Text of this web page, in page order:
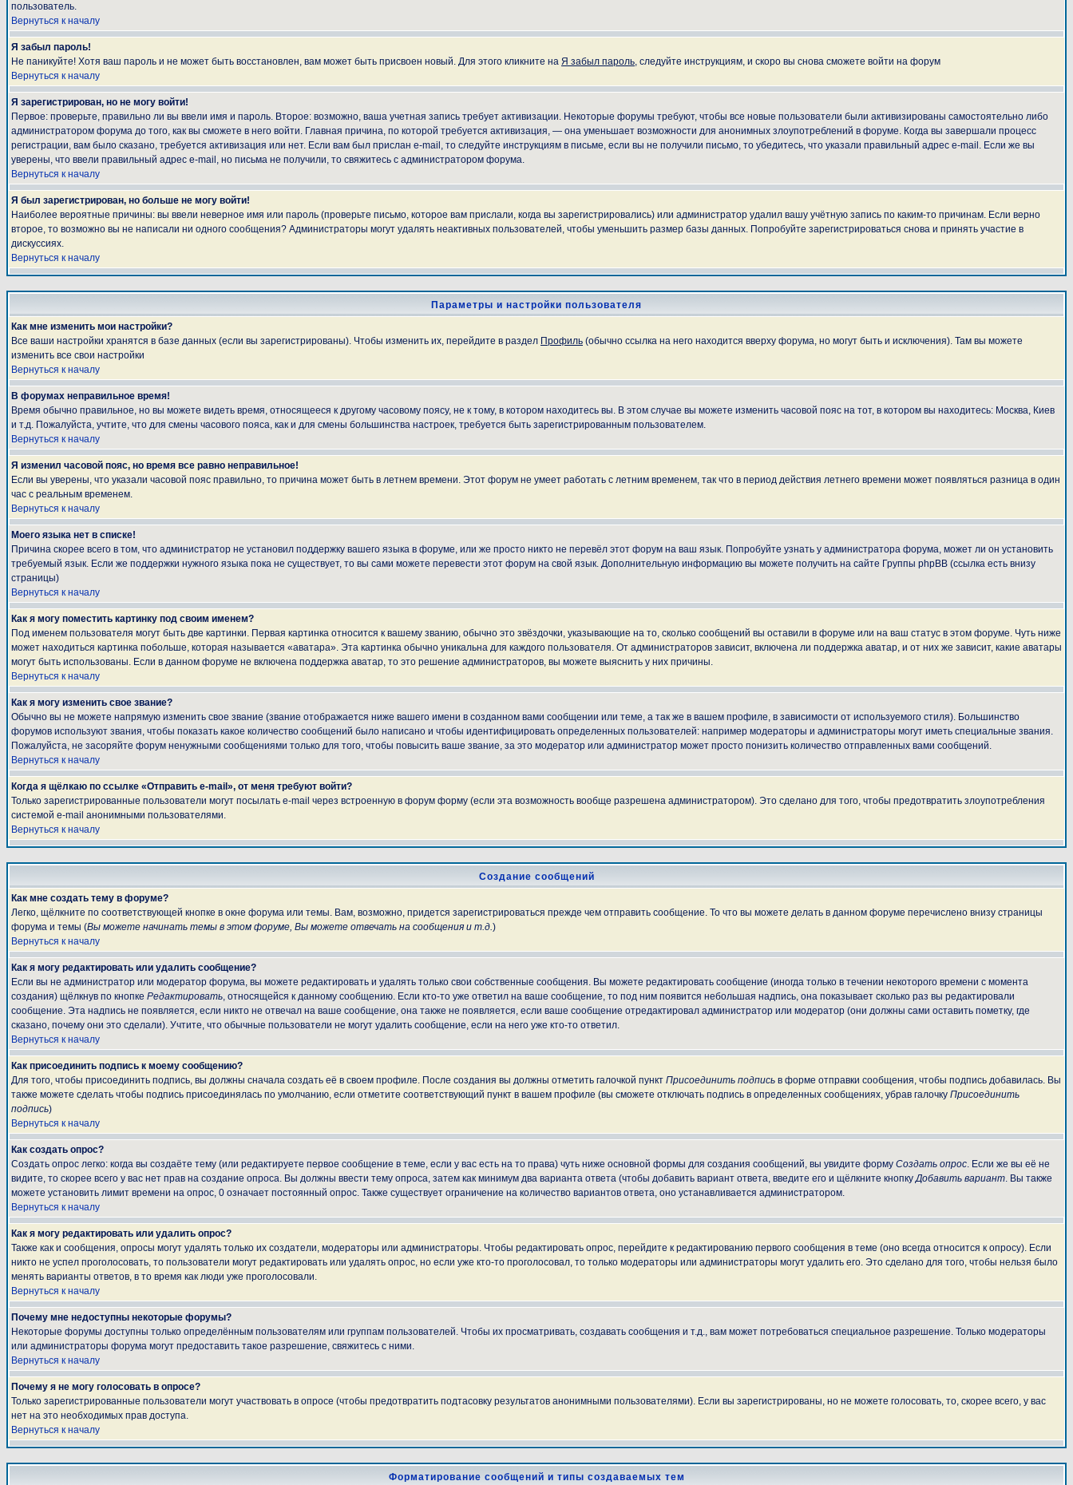
пользователь.
Вернуться к началу
Я забыл пароль!
Не паникуйте! Хотя ваш пароль и не может быть восстановлен, вам может быть присвоен новый. Для этого кликните на Я забыл пароль, следуйте инструкциям, и скоро вы снова сможете войти на форум
Вернуться к началу
Я зарегистрирован, но не могу войти!
Первое: проверьте, правильно ли вы ввели имя и пароль. Второе: возможно, ваша учетная запись требует активизации. Некоторые форумы требуют, чтобы все новые пользователи были активизированы самостоятельно либо
администратором форума до того, как вы сможете в него войти. Главная причина, по которой требуется активизация, — она уменьшает возможности для анонимных злоупотреблений в форуме. Когда вы завершали процесс
регистрации, вам было сказано, требуется активизация или нет. Если вам был прислан e-mail, то следуйте инструкциям в письме, если вы не получили письмо, то убедитесь, что указали правильный адрес e-mail. Если же вы
уверены, что ввели правильный адрес e-mail, но письма не получили, то свяжитесь с администратором форума.
Вернуться к началу
Я был зарегистрирован, но больше не могу войти!
Наиболее вероятные причины: вы ввели неверное имя или пароль (проверьте письмо, которое вам прислали, когда вы зарегистрировались) или администратор удалил вашу учётную запись по каким-то причинам. Если верно
второе, то возможно вы не написали ни одного сообщения? Администраторы могут удалять неактивных пользователей, чтобы уменьшить размер базы данных. Попробуйте зарегистрироваться снова и принять участие в
дискуссиях.
Вернуться к началу
Параметры и настройки пользователя
Как мне изменить мои настройки?
Все ваши настройки хранятся в базе данных (если вы зарегистрированы). Чтобы изменить их, перейдите в раздел Профиль (обычно ссылка на него находится вверху форума, но могут быть и исключения). Там вы можете
изменить все свои настройки
Вернуться к началу
В форумах неправильное время!
Время обычно правильное, но вы можете видеть время, относящееся к другому часовому поясу, не к тому, в котором находитесь вы. В этом случае вы можете изменить часовой пояс на тот, в котором вы находитесь: Москва, Киев
и т.д. Пожалуйста, учтите, что для смены часового пояса, как и для смены большинства настроек, требуется быть зарегистрированным пользователем.
Вернуться к началу
Я изменил часовой пояс, но время все равно неправильное!
Если вы уверены, что указали часовой пояс правильно, то причина может быть в летнем времени. Этот форум не умеет работать с летним временем, так что в период действия летнего времени может появляться разница в один
час с реальным временем.
Вернуться к началу
Моего языка нет в списке!
Причина скорее всего в том, что администратор не установил поддержку вашего языка в форуме, или же просто никто не перевёл этот форум на ваш язык. Попробуйте узнать у администратора форума, может ли он установить
требуемый язык. Если же поддержки нужного языка пока не существует, то вы сами можете перевести этот форум на свой язык. Дополнительную информацию вы можете получить на сайте Группы phpBB (ссылка есть внизу
страницы)
Вернуться к началу
Как я могу поместить картинку под своим именем?
Под именем пользователя могут быть две картинки. Первая картинка относится к вашему званию, обычно это звёздочки, указывающие на то, сколько сообщений вы оставили в форуме или на ваш статус в этом форуме. Чуть ниже
может находиться картинка побольше, которая называется «аватара». Эта картинка обычно уникальна для каждого пользователя. От администраторов зависит, включена ли поддержка аватар, и от них же зависит, какие аватары
могут быть использованы. Если в данном форуме не включена поддержка аватар, то это решение администраторов, вы можете выяснить у них причины.
Вернуться к началу
Как я могу изменить свое звание?
Обычно вы не можете напрямую изменить свое звание (звание отображается ниже вашего имени в созданном вами сообщении или теме, а так же в вашем профиле, в зависимости от используемого стиля). Большинство
форумов используют звания, чтобы показать какое количество сообщений было написано и чтобы идентифицировать определенных пользователей: например модераторы и администраторы могут иметь специальные звания.
Пожалуйста, не засоряйте форум ненужными сообщениями только для того, чтобы повысить ваше звание, за это модератор или администратор может просто понизить количество отправленных вами сообщений.
Вернуться к началу
Когда я щёлкаю по ссылке «Отправить e-mail», от меня требуют войти?
Только зарегистрированные пользователи могут посылать e-mail через встроенную в форум форму (если эта возможность вообще разрешена администратором). Это сделано для того, чтобы предотвратить злоупотребления
системой e-mail анонимными пользователями.
Вернуться к началу
Создание сообщений
Как мне создать тему в форуме?
Легко, щёлкните по соответствующей кнопке в окне форума или темы. Вам, возможно, придется зарегистрироваться прежде чем отправить сообщение. То что вы можете делать в данном форуме перечислено внизу страницы
форума и темы (Вы можете начинать темы в этом форуме, Вы можете отвечать на сообщения и т.д.)
Вернуться к началу
Как я могу редактировать или удалить сообщение?
Если вы не администратор или модератор форума, вы можете редактировать и удалять только свои собственные сообщения. Вы можете редактировать сообщение (иногда только в течении некоторого времени с момента
создания) щёлкнув по кнопке Редактировать, относящейся к данному сообщению. Если кто-то уже ответил на ваше сообщение, то под ним появится небольшая надпись, она показывает сколько раз вы редактировали
сообщение. Эта надпись не появляется, если никто не отвечал на ваше сообщение, она также не появляется, если ваше сообщение отредактировал администратор или модератор (они должны сами оставить пометку, где
сказано, почему они это сделали). Учтите, что обычные пользователи не могут удалить сообщение, если на него уже кто-то ответил.
Вернуться к началу
Как присоединить подпись к моему сообщению?
Для того, чтобы присоединить подпись, вы должны сначала создать её в своем профиле. После создания вы должны отметить галочкой пункт Присоединить подпись в форме отправки сообщения, чтобы подпись добавилась. Вы
также можете сделать чтобы подпись присоединялась по умолчанию, если отметите соответствующий пункт в вашем профиле (вы сможете отключать подпись в определенных сообщениях, убрав галочку Присоединить
подпись)
Вернуться к началу
Как создать опрос?
Создать опрос легко: когда вы создаёте тему (или редактируете первое сообщение в теме, если у вас есть на то права) чуть ниже основной формы для создания сообщений, вы увидите форму Создать опрос. Если же вы её не
видите, то скорее всего у вас нет прав на создание опроса. Вы должны ввести тему опроса, затем как минимум два варианта ответа (чтобы добавить вариант ответа, введите его и щёлкните кнопкуДобавить вариант. Вы также
можете установить лимит времени на опрос, 0 означает постоянный опрос. Также существует ограничение на количество вариантов ответа, оно устанавливается администратором.
Вернуться к началу
Как я могу редактировать или удалить опрос?
Также как и сообщения, опросы могут удалять только их создатели, модераторы или администраторы. Чтобы редактировать опрос, перейдите к редактированию первого сообщения в теме (оно всегда относится к опросу). Если
никто не успел проголосовать, то пользователи могут редактировать или удалять опрос, но если уже кто-то проголосовал, то только модераторы или администраторы могут удалить его. Это сделано для того, чтобы нельзя было
менять варианты ответов, в то время как люди уже проголосовали.
Вернуться к началу
Почему мне недоступны некоторые форумы?
Некоторые форумы доступны только определённым пользователям или группам пользователей. Чтобы их просматривать, создавать сообщения и т.д., вам может потребоваться специальное разрешение. Только модераторы
или администраторы форума могут предоставить такое разрешение, свяжитесь с ними.
Вернуться к началу
Почему я не могу голосовать в опросе?
Только зарегистрированные пользователи могут участвовать в опросе (чтобы предотвратить подтасовку результатов анонимными пользователями). Если вы зарегистрированы, но не можете голосовать, то, скорее всего, у вас
нет на это необходимых прав доступа.
Вернуться к началу
Форматирование сообщений и типы создаваемых тем